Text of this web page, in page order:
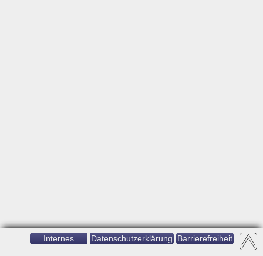
Internes Datenschutzerklärung Barrierefreiheit